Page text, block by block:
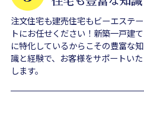
注文住宅も建売住宅もビーエステー
トにお任せください！新築一戸建て
に特化しているからこその豊富な知
識と経験で、お客様をサポートいた
します。